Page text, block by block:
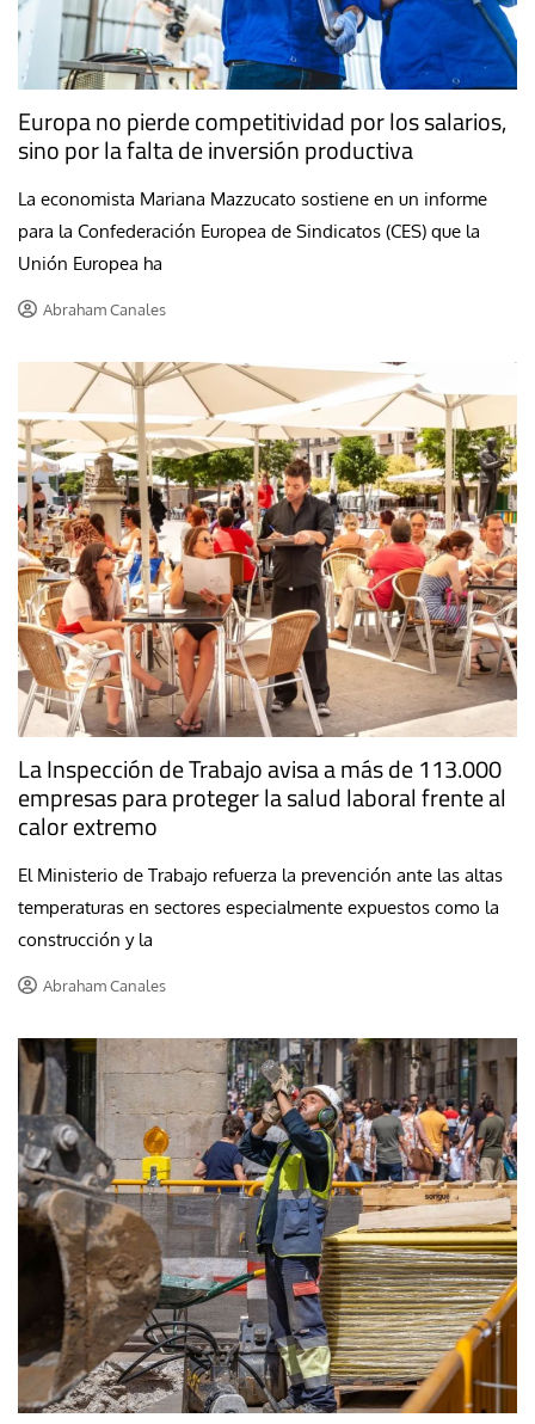
Europa no pierde competitividad por los salarios,
sino por la falta de inversión productiva
La economista Mariana Mazzucato sostiene en un informe
para la Confederación Europea de Sindicatos (CES) que la
Unión Europea ha
Abraham Canales
La Inspección de Trabajo avisa a más de 113.000
empresas para proteger la salud laboral frente al
calor extremo
El Ministerio de Trabajo refuerza la prevención ante las altas
temperaturas en sectores especialmente expuestos como la
construcción y la
Abraham Canales